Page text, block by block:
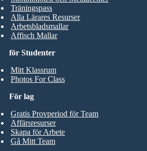
för Studenter
Mitt Klassrum
Photos For Class
Träningspass
Alla Lärares Resurser
Arbetsbladsmallar
Affisch Mallar
För lag
Gratis Provperiod för Team
Affärsresurser
Skapa för Arbete
Gå Mitt Team